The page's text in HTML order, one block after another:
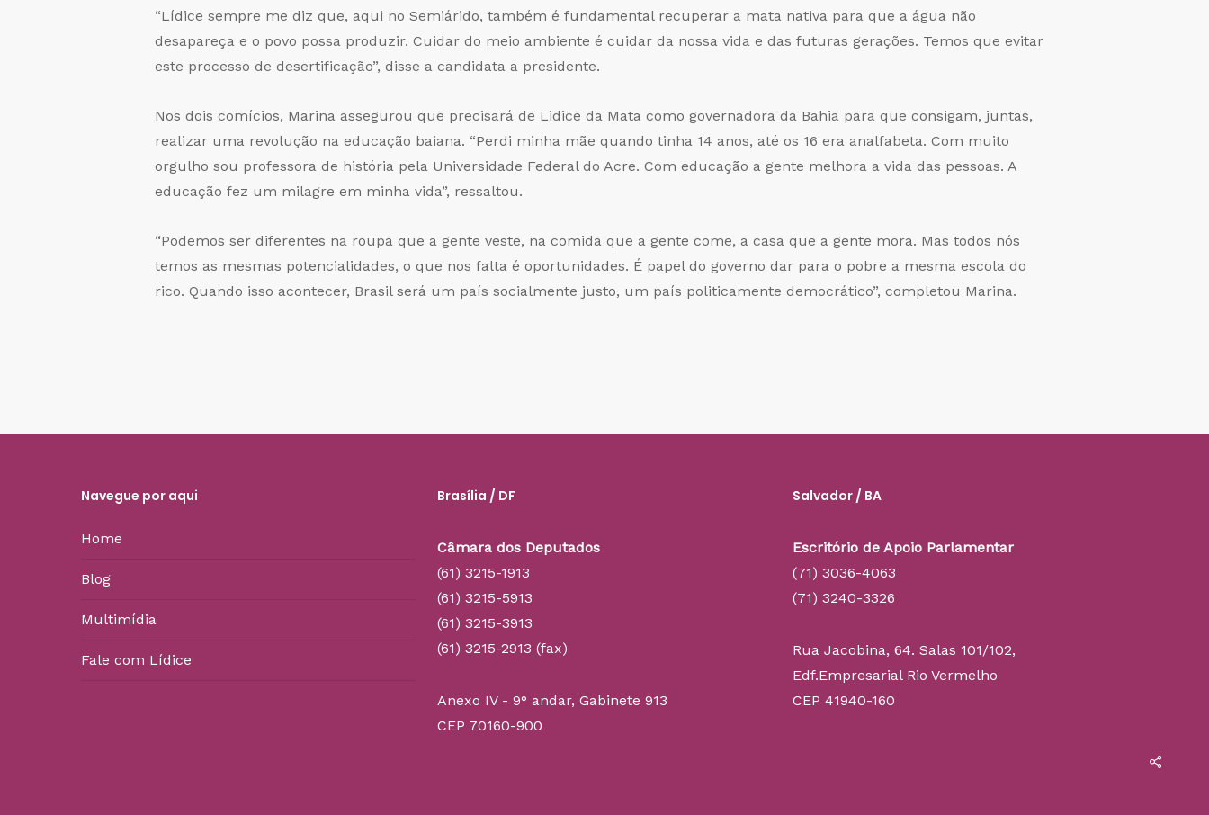
“Lídice sempre me diz que, aqui no Semiárido, também é fundamental recuperar a mata nativa para que a água não
desapareça e o povo possa produzir. Cuidar do meio ambiente é cuidar da nossa vida e das futuras gerações. Temos que evitar
este processo de desertificação”, disse a candidata a presidente.
Nos dois comícios, Marina assegurou que precisará de Lidice da Mata como governadora da Bahia para que consigam, juntas,
realizar uma revolução na educação baiana. “Perdi minha mãe quando tinha 14 anos, até os 16 era analfabeta. Com muito
orgulho sou professora de história pela Universidade Federal do Acre. Com educação a gente melhora a vida das pessoas. A
educação fez um milagre em minha vida”, ressaltou.
“Podemos ser diferentes na roupa que a gente veste, na comida que a gente come, a casa que a gente mora. Mas todos nós
temos as mesmas potencialidades, o que nos falta é oportunidades. É papel do governo dar para o pobre a mesma escola do
rico. Quando isso acontecer, Brasil será um país socialmente justo, um país politicamente democrático”, completou Marina.
Navegue por aqui
Home
Blog
Multimídia
Fale com Lídice
Brasília / DF
Câmara dos Deputados
(61) 3215-1913
(61) 3215-5913
(61) 3215-3913
(61) 3215-2913 (fax)
Anexo IV - 9° andar, Gabinete 913
CEP 70160-900
Salvador / BA
Escritório de Apoio Parlamentar
(71) 3036-4063
(71) 3240-3326
Rua Jacobina, 64. Salas 101/102,
Edf.Empresarial Rio Vermelho
CEP 41940-160